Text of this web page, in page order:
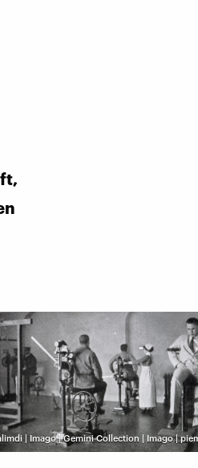
| Imago | Gemini Collection | Imago |